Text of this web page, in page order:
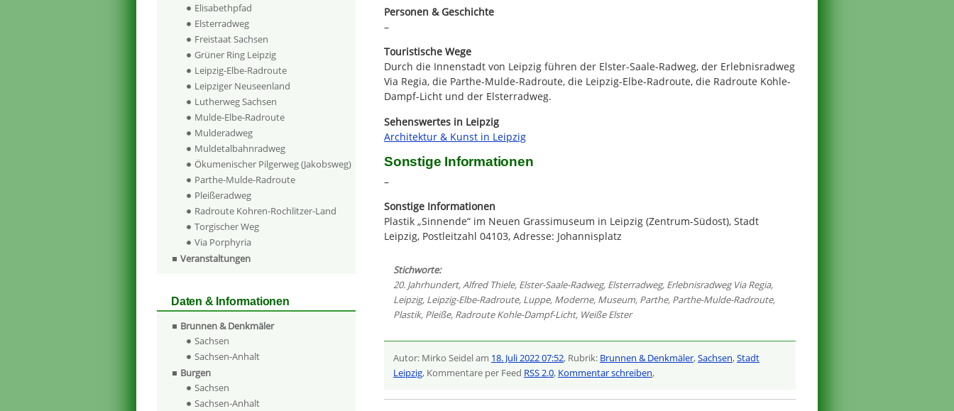
Personen & Geschichte
–
Touristische Wege
Durch die Innenstadt von Leipzig führen der Elster-Saale-Radweg, der Erlebnisradweg
Via Regia, die Parthe-Mulde-Radroute, die Leipzig-Elbe-Radroute, die Radroute Kohle-
Dampf-Licht und der Elsterradweg.
Sehenswertes in Leipzig
Architektur & Kunst in Leipzig
Sonstige Informationen
–
Sonstige Informationen
Plastik „Sinnende“ im Neuen Grassimuseum in Leipzig (Zentrum-Südost), Stadt
Leipzig, Postleitzahl 04103, Adresse: Johannisplatz
Stichworte:
20. Jahrhundert,Alfred Thiele, Elster-Saale-Radweg, Elsterradweg, Erlebnisradweg Via Regia,
Leipzig, Leipzig-Elbe-Radroute, Luppe, Moderne, Museum, Parthe, Parthe-Mulde-Radroute,
Plastik, Pleiße, Radroute Kohle-Dampf-Licht, Weiße Elster
Autor: Mirko Seidel am 18. Juli 2022 07:52, Rubrik: Brunnen & Denkmäler,Sachsen,Stadt
Leipzig, Kommentare per Feed RSS 2.0, Kommentar schreiben,
Elisabethpfad
Elsterradweg
Freistaat Sachsen
Grüner Ring Leipzig
Leipzig-Elbe-Radroute
Leipziger Neuseenland
Lutherweg Sachsen
Mulde-Elbe-Radroute
Mulderadweg
Muldetalbahnradweg
Ökumenischer Pilgerweg (Jakobsweg)
Parthe-Mulde-Radroute
Pleißeradweg
Radroute Kohren-Rochlitzer-Land
Torgischer Weg
Via Porphyria
Veranstaltungen
Daten & Informationen
Brunnen & Denkmäler
Sachsen
Sachsen-Anhalt
Burgen
Sachsen
Sachsen-Anhalt